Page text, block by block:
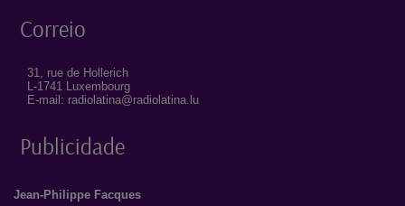
Correio
31, rue de Hollerich
L-1741 Luxembourg
E-mail: radiolatina@radiolatina.lu
Publicidade
Jean-Philippe Facques